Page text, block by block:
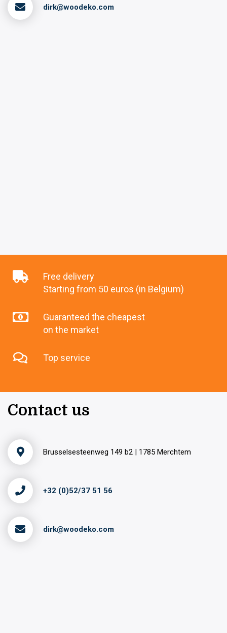
dirk@woodeko.com
Free delivery
Starting from 50 euros (in Belgium)
Guaranteed the cheapest
on the market
Top service
Contact us
Brusselsesteenweg 149 b2 | 1785 Merchtem
+32 (0)52/37 51 56
dirk@woodeko.com